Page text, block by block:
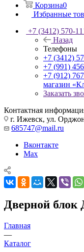
Корзина0
Избранные
+7 (3412) 570-
Назад
Телефоны
+7 (3412)
+7 (991)
+7 (912)
магазин
Заказать
Контактная
г. Ижевск, ул.
685747@mail.ru
Вконтакте
Max
Дверной блок
Главная
—
Каталог